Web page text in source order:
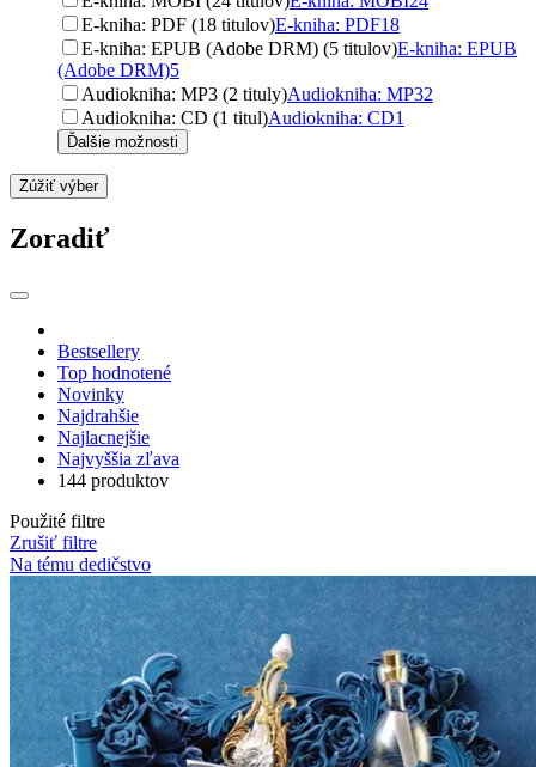
E-kniha: PDF (18 titulov)E-kniha: PDF18
E-kniha: EPUB (Adobe DRM) (5 titulov)E-kniha: EPUB
(Adobe DRM)5
Audiokniha: MP3 (2 tituly)Audiokniha: MP32
Audiokniha: CD (1 titul)Audiokniha: CD1
Ďalšie možnosti
Zúžiť výber
Zoradiť
Bestsellery
Top hodnotené
Novinky
Najdrahšie
Najlacnejšie
Najvyššia zľava
144 produktov
Použité filtre
Zrušiť filtre
Na tému dedičstvo